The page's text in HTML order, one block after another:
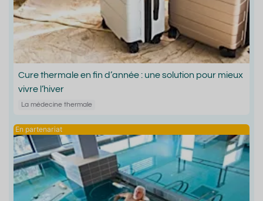
Cure thermale en fin d’année : une solution pour mieux
vivre l’hiver
La médecine thermale